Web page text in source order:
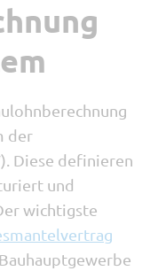
der
Diese definieren
und
wichtigste